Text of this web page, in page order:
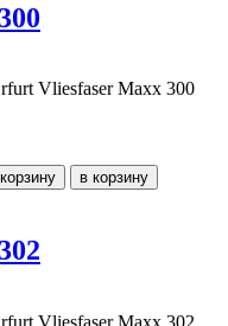
Vliesfaser Maxx 300